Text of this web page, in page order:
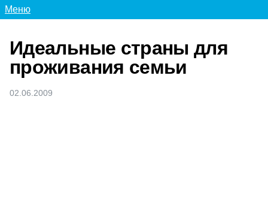
Меню
Идеальные страны для
проживания семьи
02.06.2009